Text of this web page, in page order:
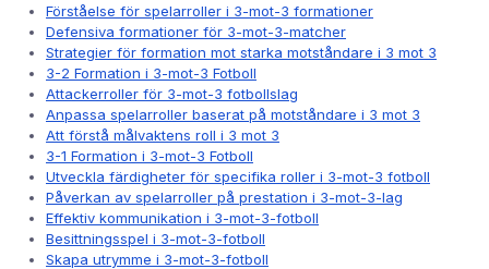
Förståelse för spelarroller i 3-mot-3 formationer
Defensiva formationer för 3-mot-3-matcher
Strategier för formation mot starka motståndare i 3 mot 3
3-2 Formation i 3-mot-3 Fotboll
Attackerroller för 3-mot-3 fotbollslag
Anpassa spelarroller baserat på motståndare i 3 mot 3
Att förstå målvaktens roll i 3 mot 3
3-1 Formation i 3-mot-3 Fotboll
Utveckla färdigheter för specifika roller i 3-mot-3 fotboll
Påverkan av spelarroller på prestation i 3-mot-3-lag
Effektiv kommunikation i 3-mot-3-fotboll
Besittningsspel i 3-mot-3-fotboll
Skapa utrymme i 3-mot-3-fotboll